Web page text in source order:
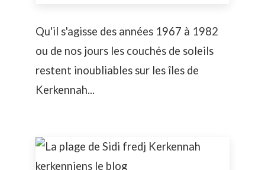
Qu'il s'agisse des années 1967 à 1982
ou de nos jours les couchés de soleils
restent inoubliables sur les îles de
Kerkennah...